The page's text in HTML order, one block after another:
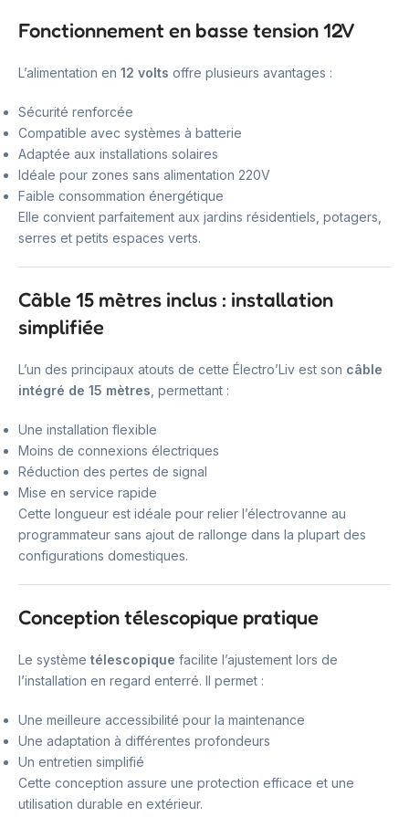
Fonctionnement en basse tension 12V
L’alimentation en 12 volts offre plusieurs avantages :
Sécurité renforcée
Compatible avec systèmes à batterie
Adaptée aux installations solaires
Idéale pour zones sans alimentation 220V
Faible consommation énergétique
Elle convient parfaitement aux jardins résidentiels, potagers,
serres et petits espaces verts.
Câble 15 mètres inclus : installation
simplifiée
L’un des principaux atouts de cette Électro’Liv est son câble
intégré de 15 mètres , permettant :
Une installation flexible
Moins de connexions électriques
Réduction des pertes de signal
Mise en service rapide
Cette longueur est idéale pour relier l’électrovanne au
programmateur sans ajout de rallonge dans la plupart des
configurations domestiques.
Conception télescopique pratique
Le système télescopique facilite l’ajustement lors de
l’installation en regard enterré. Il permet :
Une meilleure accessibilité pour la maintenance
Une adaptation à différentes profondeurs
Un entretien simplifié
Cette conception assure une protection efficace et une
utilisation durable en extérieur.